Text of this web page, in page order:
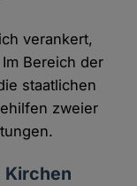
verankert,
Bereich der
staatlichen
zweier
Kirchen